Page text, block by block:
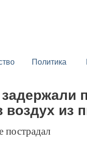
Политика
из
пострадал